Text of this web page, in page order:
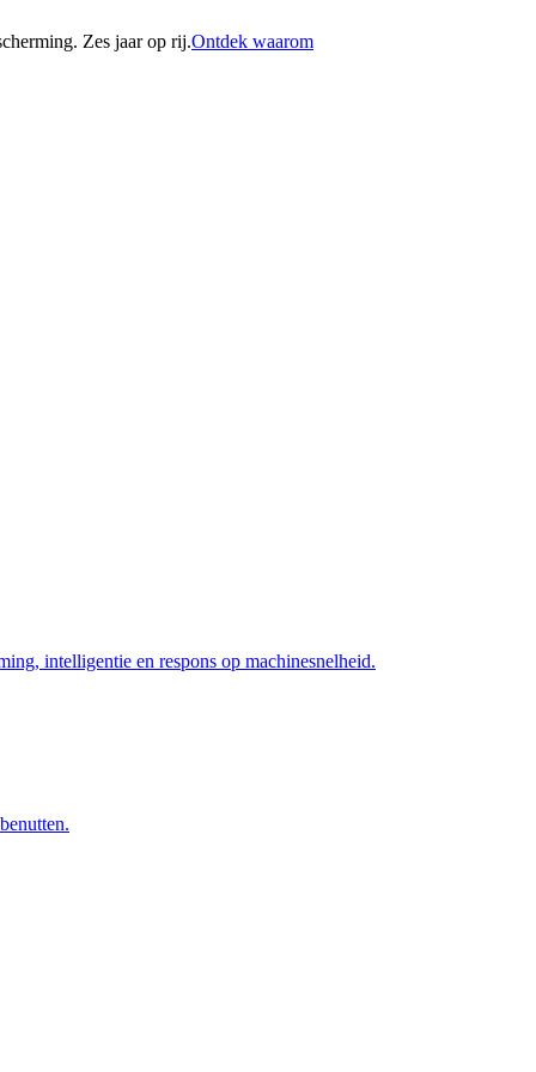
Zes jaar op rij.Ontdek waarom
intelligentie en respons op machinesnelheid.